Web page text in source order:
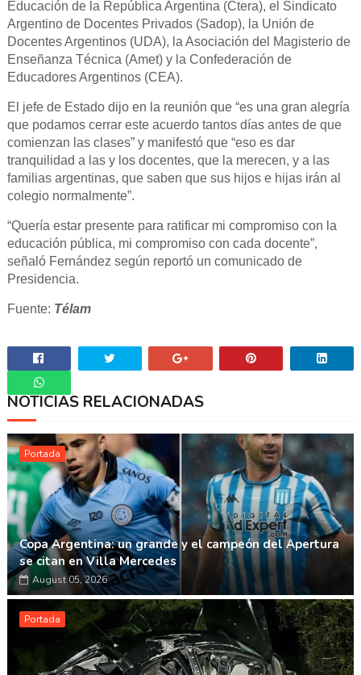
Educación de la República Argentina (Ctera), el Sindicato
Argentino de Docentes Privados (Sadop), la Unión de
Docentes Argentinos (UDA), la Asociación del Magisterio de
Enseñanza Técnica (Amet) y la Confederación de
Educadores Argentinos (CEA).
El jefe de Estado dijo en la reunión que “es una gran alegría
que podamos cerrar este acuerdo tantos días antes de que
comienzan las clases” y manifestó que “eso es dar
tranquilidad a las y los docentes, que la merecen, y a las
familias argentinas, que saben que sus hijos e hijas irán al
colegio normalmente”.
“Quería estar presente para ratificar mi compromiso con la
educación pública, mi compromiso con cada docente”,
señaló Fernández según reportó un comunicado de
Presidencia.
Fuente: Télam
Whatsapp
NOTICIAS RELACIONADAS
Portada
Copa Argentina: un grande y el campeón del Apertura
se citan en Villa Mercedes
August 05, 2026
Portada